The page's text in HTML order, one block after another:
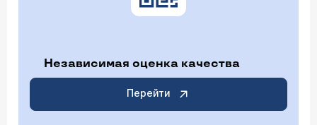
Независимая оценка качества
Перейти